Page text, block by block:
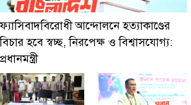
মডেল থানা পুলিশ
ফ্যাসিবাদবিরোধী আন্দোলনে হত্যাকাণ্ডের
বিচার হবে স্বচ্ছ, নিরপেক্ষ ও বিশ্বাসযোগ্য:
প্রধানমন্ত্রী